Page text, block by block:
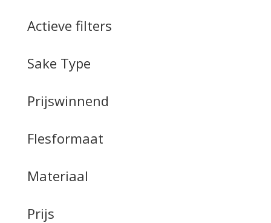
Actieve filters
Sake Type
Prijswinnend
Flesformaat
Materiaal
Prijs